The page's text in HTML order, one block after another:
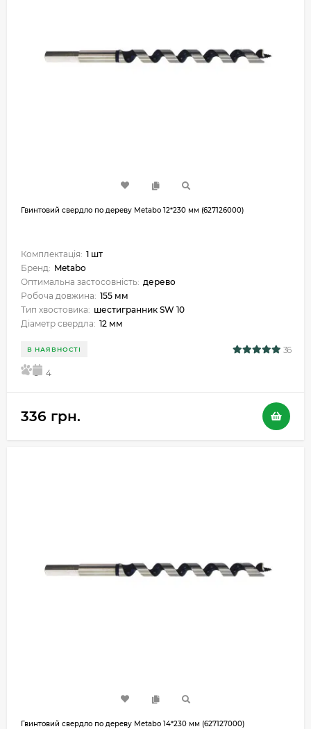
Гвинтовий свердло по дереву Metabo 12*230 мм (627126000)
Комплектація: 1 шт
Бренд: Metabo
Оптимальна застосовність: дерево
Робоча довжина: 155 мм
Тип хвостовика: шестигранник SW 10
Діаметр свердла: 12 мм
В НАЯВНОСТІ 36
5 4
336 грн.
Гвинтовий свердло по дереву Metabo 14*230 мм (627127000)